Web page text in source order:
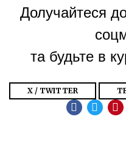
Долучайтеся
та будьте в
X / TWITTER